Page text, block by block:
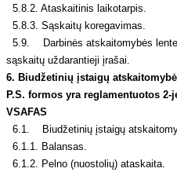
5.8.2. Ataskaitinis laikotarpis.
5.8.3. Sąskaitų koregavimas.
5.9. Darbinės atskaitomybės
sąskaitų uždarantieji įrašai.
6. Biudžetinių įstaigų
P.S. formos yra reglamentuotos 2-
VSAFAS
6.1. Biudžetinių įstaigų
6.1.1. Balansas.
6.1.2. Pelno (nuostolių) ataskaita.